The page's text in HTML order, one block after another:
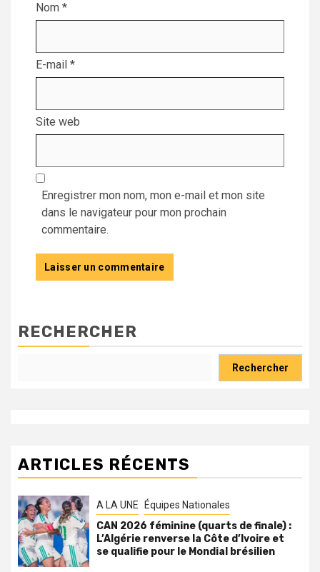
Nom *
E-mail *
Site web
Enregistrer mon nom, mon e-mail et mon site
dans le navigateur pour mon prochain
commentaire.
RECHERCHER
Rechercher
ARTICLES RÉCENTS
A LA UNE Équipes Nationales
CAN 2026 féminine (quarts de finale) :
L’Algérie renverse la Côte d’Ivoire et
se qualifie pour le Mondial brésilien